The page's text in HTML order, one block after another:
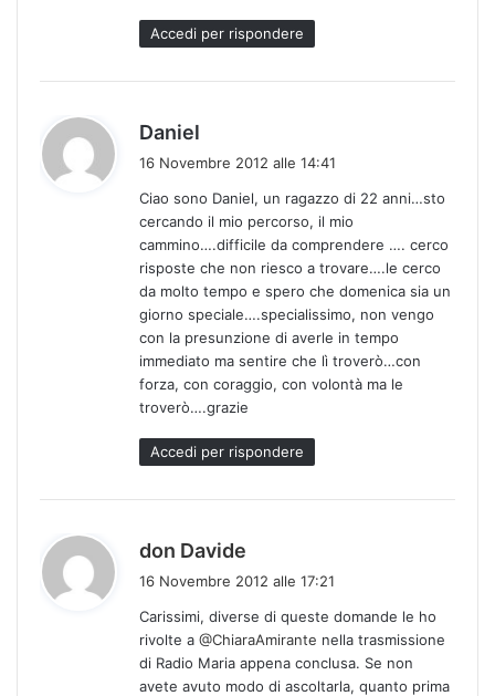
Accedi per rispondere
Daniel
e
t
t
16 Novembre 2012 alle 14:41
Ciao sono Daniel, un ragazzo di 22 anni…sto
cercando il mio percorso, il mio
cammino….difficile da comprendere …. cerco
risposte che non riesco a trovare….le cerco
da molto tempo e spero che domenica sia un
giorno speciale….specialissimo, non vengo
con la presunzione di averle in tempo
immediato ma sentire che lì troverò…con
forza, con coraggio, con volontà ma le
troverò….grazie
Accedi per rispondere
don Davide
e
t
t
16 Novembre 2012 alle 17:21
Carissimi, diverse di queste domande le ho
rivolte a @ChiaraAmirante nella trasmissione
di Radio Maria appena conclusa. Se non
avete avuto modo di ascoltarla, quanto prima